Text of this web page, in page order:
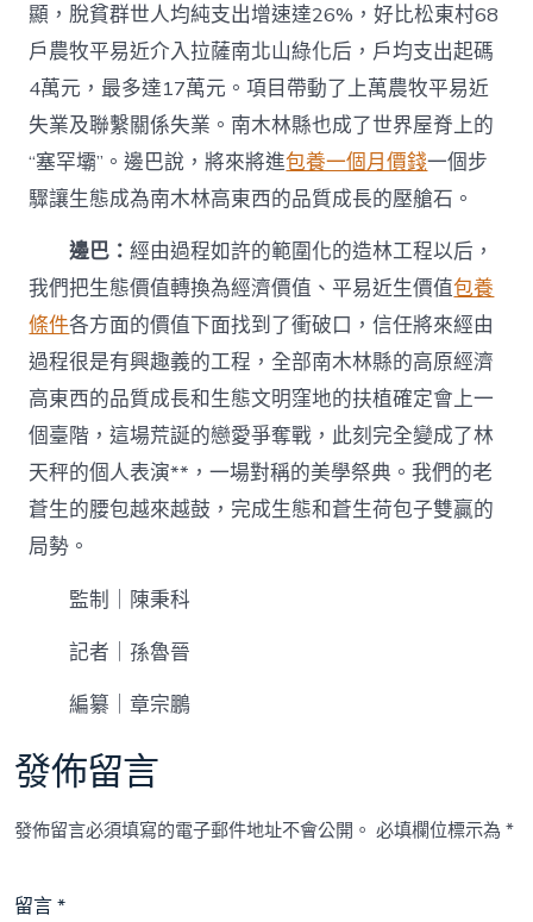
顯，脫貧群世人均純支出增速達26%，好比松東村68
戶農牧平易近介入拉薩南北山綠化后，戶均支出起碼
4萬元，最多達17萬元。項目帶動了上萬農牧平易近
失業及聯繫關係失業。南木林縣也成了世界屋脊上的
“塞罕壩”。邊巴說，將來將進包養一個月價錢一個步
驟讓生態成為南木林高東西的品質成長的壓艙石。
邊巴：經由過程如許的範圍化的造林工程以后，
我們把生態價值轉換為經濟價值、平易近生價值包養
條件各方面的價值下面找到了衝破口，信任將來經由
過程很是有興趣義的工程，全部南木林縣的高原經濟
高東西的品質成長和生態文明窪地的扶植確定會上一
個臺階，這場荒誕的戀愛爭奪戰，此刻完全變成了林
天秤的個人表演**，一場對稱的美學祭典。我們的老
蒼生的腰包越來越鼓，完成生態和蒼生荷包子雙贏的
局勢。
監制｜陳秉科
記者｜孫魯晉
編纂｜章宗鵬
發佈留言
發佈留言必須填寫的電子郵件地址不會公開。 必填欄位標示為*
留言*